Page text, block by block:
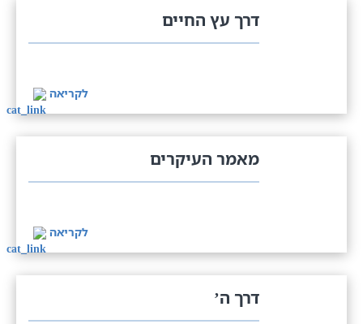
דרך עץ החיים
לקריאה
מאמר העיקרים
לקריאה
דרך ה’